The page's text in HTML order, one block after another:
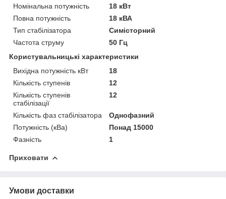
Номінальна потужність
18 кВт
Повна потужність
18 кВА
Тип стабілізатора
Симісторний
Частота струму
50 Гц
Користувальницькі характеристики
Вихідна потужність кВт
18
Кількість ступенів
12
Кількість ступенів
стабілізації
12
Кількість фаз стабілізатора
Однофазний
Потужність (кВа)
Понад 15000
Фазність
1
Приховати
Умови доставки